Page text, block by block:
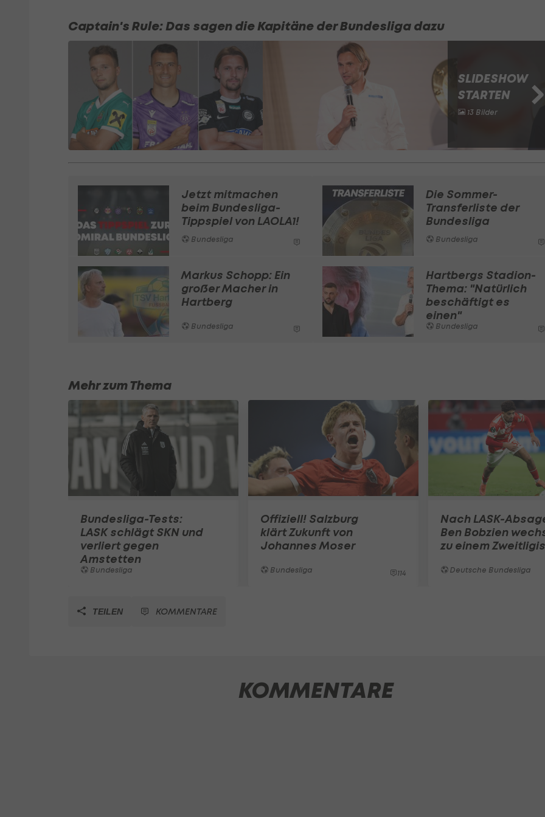
Captain's Rule: Das sagen die Kapitäne der Bundesliga dazu
SLIDESHOW
STARTEN
13 Bilder
Jetzt mitmachen
beim Bundesliga-
Tippspiel von LAOLA1!
Bundesliga
Die Sommer-
Transferliste der
Bundesliga
Bundesliga
Markus Schopp: Ein
großer Macher in
Hartberg
Bundesliga
Hartbergs Stadion-
Thema: "Natürlich
beschäftigt es
einen"
Bundesliga
Mehr zum Thema
Bundesliga-Tests:
LASK schlägt SKN und
verliert gegen
Amstetten
Bundesliga
Offiziell! Salzburg
klärt Zukunft von
Johannes Moser
Bundesliga 114
Nach LASK-
Ben Bobzien
zu einem
Deutsche Bundesliga
TEILEN KOMMENTARE
KOMMENTARE